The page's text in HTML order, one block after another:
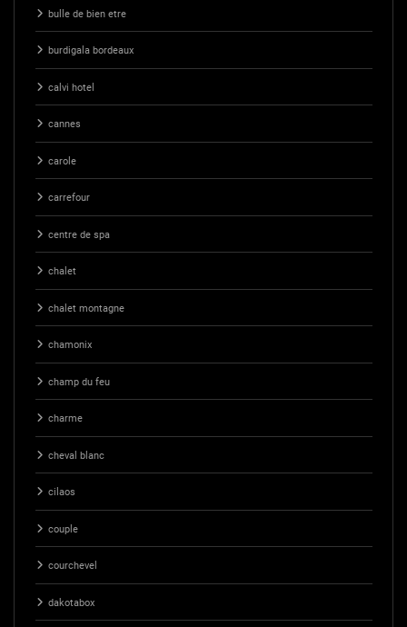
bulle de bien etre
burdigala bordeaux
calvi hotel
cannes
carole
carrefour
centre de spa
chalet
chalet montagne
chamonix
champ du feu
charme
cheval blanc
cilaos
couple
courchevel
dakotabox